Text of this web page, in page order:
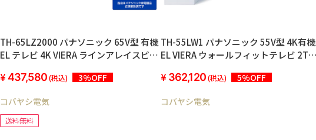
TH-65LZ2000 パナソニック 65V型 有機
EL テレビ 4K VIERA ラインアレイスピー
+ 転倒防止スタンド 2022年モデル
437,580(税込) 3%OFF
コバヤシ電気
送料無料
TH-55LW1 パナソニック 55V型 4K有機
EL VIERA ウォールフィットテレビ 2TB
362,120(税込) 5%OFF
コバヤシ電気